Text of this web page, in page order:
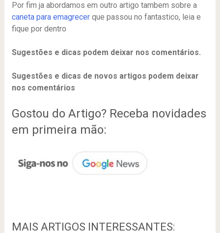
Por fim ja abordamos em outro artigo tambem sobre a
caneta para emagrecerque passou no fantastico, leia e
fique por dentro
Sugestões e dicas podem deixar nos comentários.
Sugestões e dicas de novos artigos podem deixar
nos comentários
Gostou do Artigo? Receba novidades
em primeira mão:
MAIS ARTIGOS INTERESSANTES: